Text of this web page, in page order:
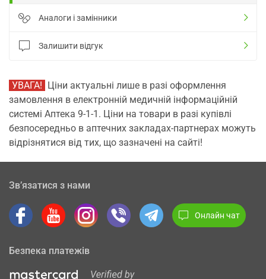
Аналоги і замінники
Залишити відгук
УВАГА! Ціни актуальні лише в разі оформлення
замовлення в електронній медичній інформаційній
системі Аптека 9-1-1. Ціни на товари в разі купівлі
безпосередньо в аптечних закладах-партнерах можуть
відрізнятися від тих, що зазначені на сайті!
Зв’язатися з нами
Онлайн чат
Безпека платежів